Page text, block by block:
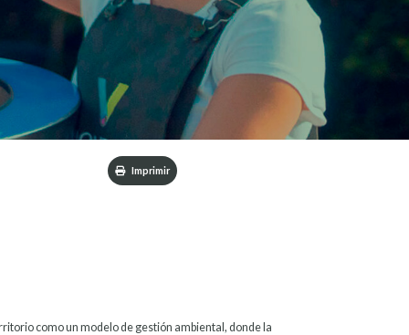
Imprimir
como un modelo de gestión ambiental, donde la